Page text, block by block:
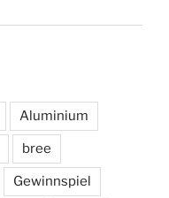
Aluminium
bree
Gewinnspiel